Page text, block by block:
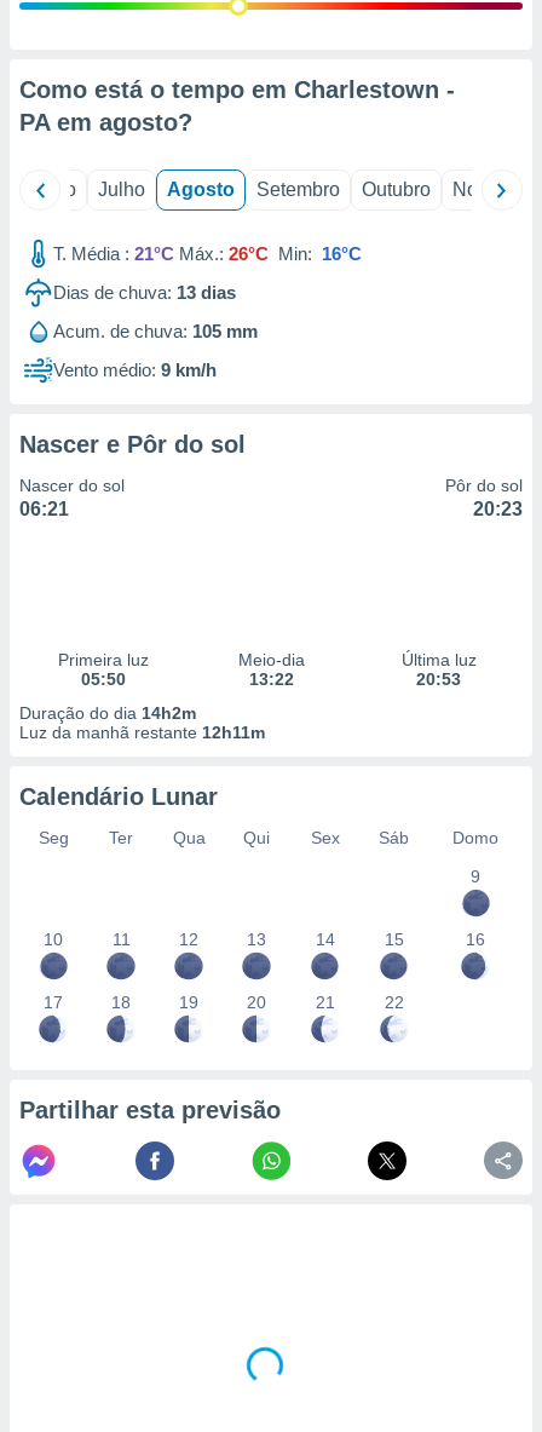
estudos
1199
Como está o tempo em Charlestown -
PA em agosto?
Junho Julho Agosto Setembro Outubro Novembro
T. Média : 21°C Máx.: 26°C Min: 16°C
Dias de chuva: 13 dias
Acum. de chuva: 105 mm
Vento médio: 9 km/h
Nascer e Pôr do sol
Nascer do sol
06:21
Pôr do sol
20:23
Primeira luz
05:50
Meio-dia
13:22
Última luz
20:53
Duração do dia 14h2m
Luz da manhã restante 12h11m
Calendário Lunar
Seg Ter Qua Qui Sex Sáb
Domo
9
10 11 12 13 14 15 16
17 18 19 20 21 22
Partilhar esta previsão